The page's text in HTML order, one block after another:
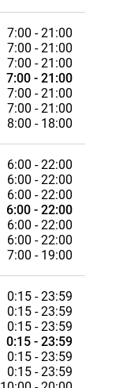
7:00 - 21:00
7:00 - 21:00
7:00 - 21:00
7:00 - 21:00
7:00 - 21:00
7:00 - 21:00
8:00 - 18:00
6:00 - 22:00
6:00 - 22:00
6:00 - 22:00
6:00 - 22:00
6:00 - 22:00
6:00 - 22:00
7:00 - 19:00
0:15 - 23:59
0:15 - 23:59
0:15 - 23:59
0:15 - 23:59
0:15 - 23:59
0:15 - 23:59